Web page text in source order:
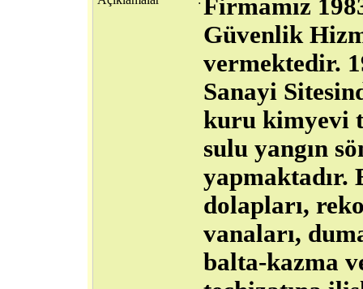
Firmamız
Güvenlik
vermektedir.
Sanayi
kuru kimyevi
sulu yangın
yapmaktadır.
dolapları,
vanaları,
balta-kazma